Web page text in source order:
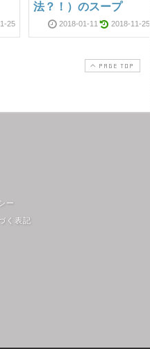
25
法？！）のスープ
2018-01-11 2018-11-25
PAGE TOP
ー
く表記